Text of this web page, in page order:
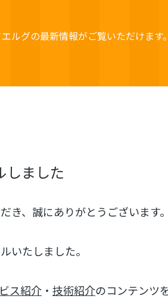
ルグの最新情報がご覧いただけます。
しました
き、誠にありがとうございます。
いたしました。
ス紹介 ・ 技術紹介のコンテンツ